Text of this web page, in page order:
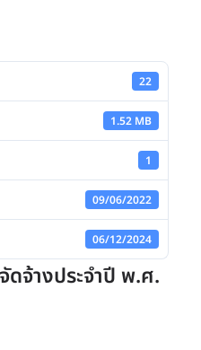
22
1.52 MB
1
09/06/2022
06/12/2024
ดจ้างประจำปี พ.ศ.